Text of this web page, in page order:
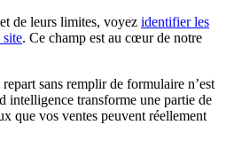
de leurs limites, voyez identifier les
site. Ce champ est au cœur de notre
sans remplir de formulaire n’est
intelligence transforme une partie de
que vos ventes peuvent réellement